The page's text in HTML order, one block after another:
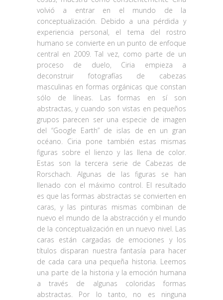
volvió a entrar en el mundo de la
conceptualización. Debido a una pérdida y
experiencia personal, el tema del rostro
humano se convierte en un punto de enfoque
central en 2009. Tal vez, como parte de un
proceso de duelo, Ciria empieza a
deconstruir fotografías de cabezas
masculinas en formas orgánicas que constan
sólo de líneas. Las formas en sí son
abstractas, y cuando son vistas en pequeños
grupos parecen ser una especie de imagen
del “Google Earth” de islas de en un gran
océano. Ciria pone también estas mismas
figuras sobre el lienzo y las llena de color.
Estas son la tercera serie de Cabezas de
Rorschach. Algunas de las figuras se han
llenado con el máximo control. El resultado
es que las formas abstractas se convierten en
caras, y las pinturas mismas combinan de
nuevo el mundo de la abstracción y el mundo
de la conceptualización en un nuevo nivel. Las
caras están cargadas de emociones y los
títulos disparan nuestra fantasía para hacer
de cada cara una pequeña historia. Leemos
una parte de la historia y la emoción humana
a través de algunas coloridas formas
abstractas. Por lo tanto, no es ninguna